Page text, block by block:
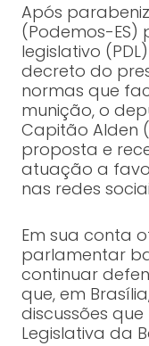
Após
(Podemos-ES)
legislativo
decreto do
normas que
munição, o
Capitão Alden
proposta e
atuação a
nas redes
Em sua conta
parlamentar
continuar
que, em
discussões
Legislativa da